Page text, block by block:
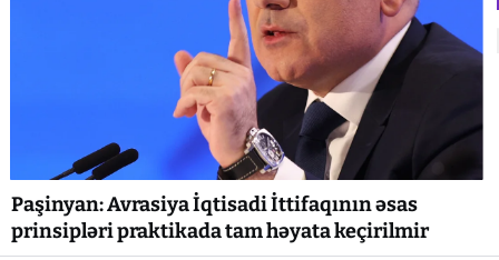
Paşinyan: Avrasiya İqtisadi İttifaqının əsas
prinsipləri praktikada tam həyata keçirilmir